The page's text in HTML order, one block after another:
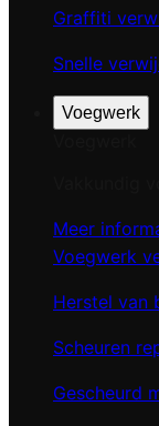
Graffiti
Snelle
Voegwerk
Meer
Voegwerk
Herstel van
Scheuren
Gescheurd